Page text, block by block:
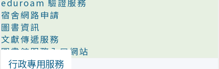
eduroam 驗證服務
宿舍網路申請
圖書資訊
文獻傳遞服務
圖書館服務入口網站
行政專用服務